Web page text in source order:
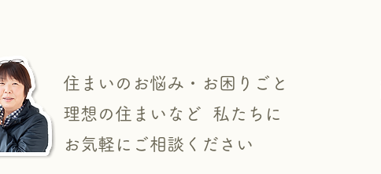
住まいのお悩み・お困りごと
理想の住まいなど 私たちに
​お気軽にご相談ください